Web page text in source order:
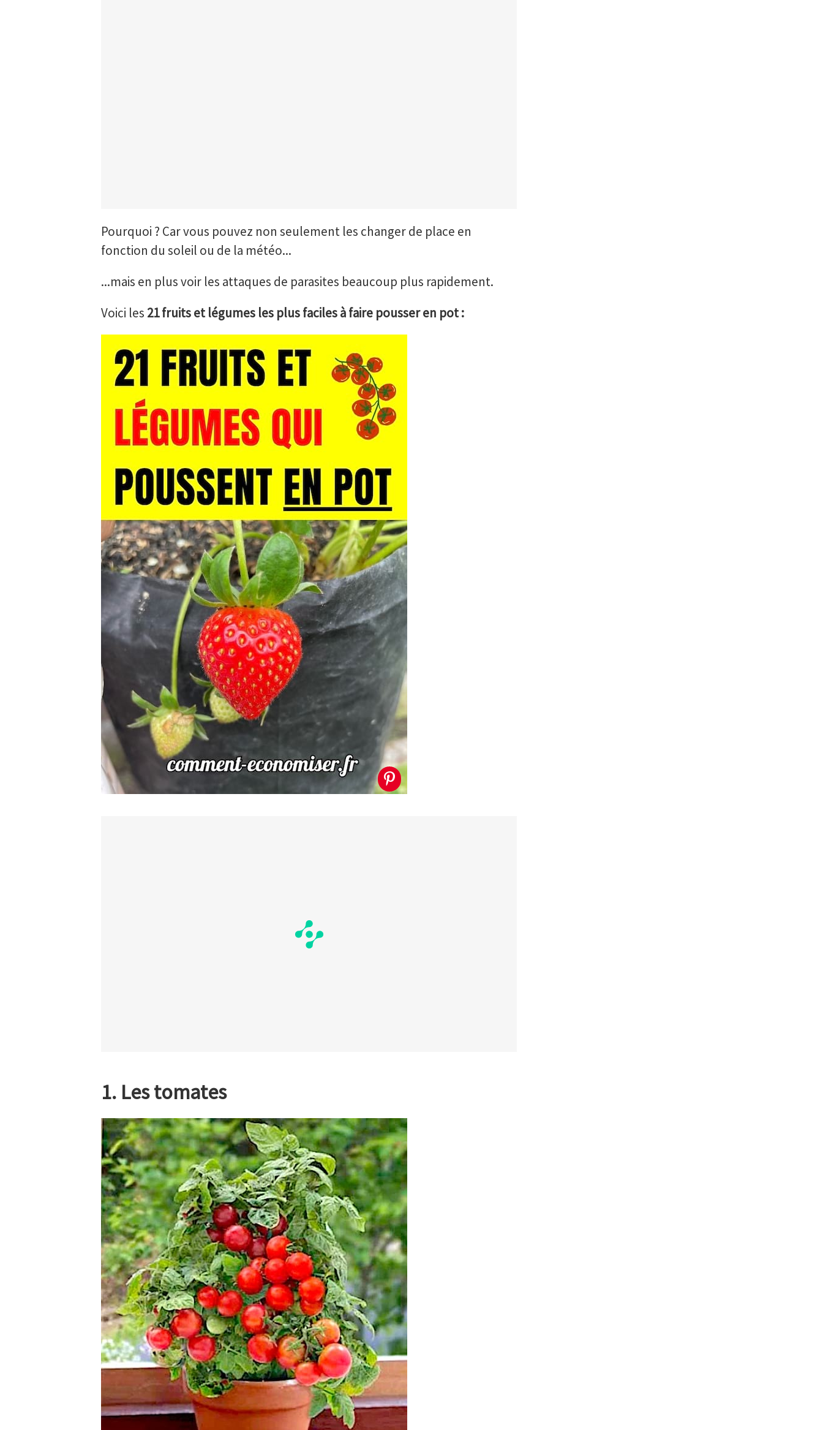
Pourquoi ? Car vous pouvez non seulement les changer de place en
fonction du soleil ou de la météo...
...mais en plus voir les attaques de parasites beaucoup plus rapidement.
Voici les 21 fruits et légumes les plus faciles à faire pousser en pot :
1. Les tomates